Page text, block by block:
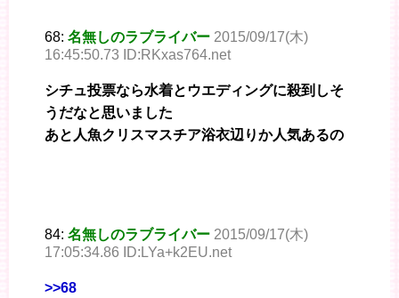
68: 名無しのラブライバー 2015/09/17(木)
16:45:50.73 ID:RKxas764.net
シチュ投票なら水着とウエディングに殺到しそ
うだなと思いました
あと人魚クリスマスチア浴衣辺りか人気あるの
84: 名無しのラブライバー 2015/09/17(木)
17:05:34.86 ID:LYa+k2EU.net
>>68